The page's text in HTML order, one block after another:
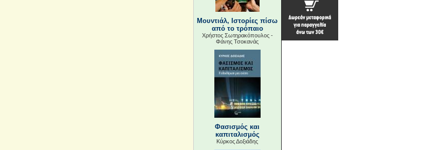
Μουντιάλ, Ιστορίες πίσω
από το τρόπαιο
Χρήστος Σωτηρακόπουλος -
Φάνης Τσοκανάς
Φασισμός και
καπιταλισμός
Κύρκος Δοξιάδης